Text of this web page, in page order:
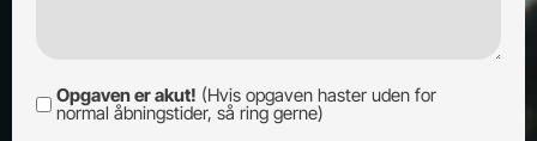
Opgaven
Opgaven er akut! (Hvis opgaven haster uden for
normal åbningstider, så ring gerne)